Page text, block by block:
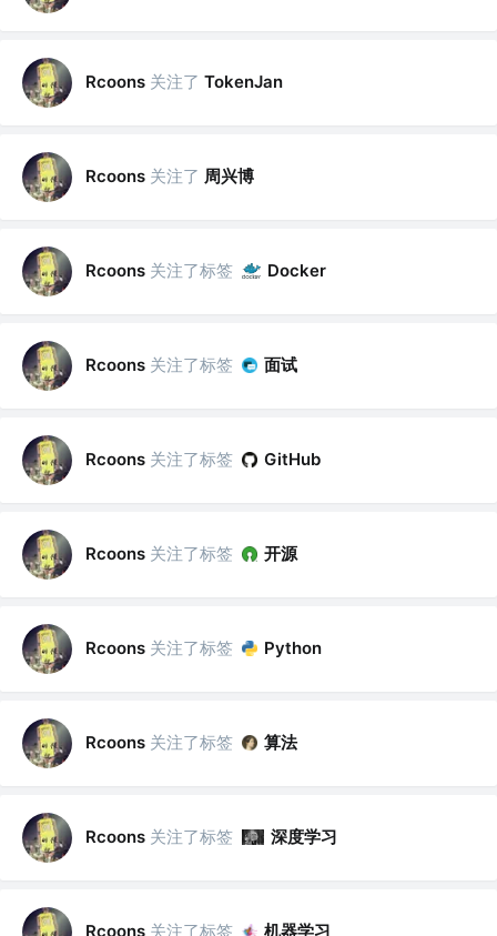
Rcoons 关注了 TokenJan
Rcoons 关注了 周兴博
Rcoons 关注了标签 Docker
Rcoons 关注了标签 面试
Rcoons 关注了标签 GitHub
Rcoons 关注了标签 开源
Rcoons 关注了标签 Python
Rcoons 关注了标签 算法
Rcoons 关注了标签 深度学习
Rcoons 关注了标签 机器学习